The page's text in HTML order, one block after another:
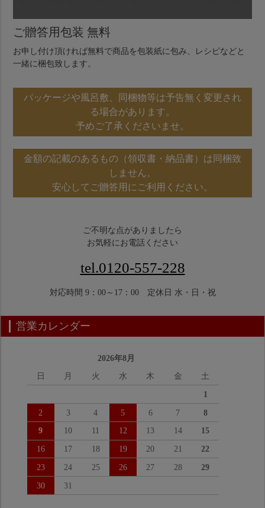
ご贈答用包装 無料
お申し付け頂ければ無料で商品を包装紙に包み、レシピなどと
一緒に梱包致します。
パッケージや風呂敷、同梱物等は予告無く変更され
る場合があります。
予めご了承くださいませ。
金額の記載のあるもの（領収書・納品書）は同梱致
しません。
安心してご贈答用にご利用ください。
ご不明な点がありましたら
お気軽にお電話ください
tel.0120-557-228
対応時間 9：00～17：00 定休日 水・日・祝
営業カレンダー
2026年8月
日 月 火 水 木 金 土
1
2 3 4 5 6 7 8
9 10 11 12 13 14 15
16 17 18 19 20 21 22
23 24 25 26 27 28 29
30 31